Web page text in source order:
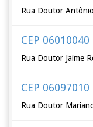
Rua Doutor
CEP 06010040
Rua Doutor Jaime
CEP 06097010
Rua Doutor